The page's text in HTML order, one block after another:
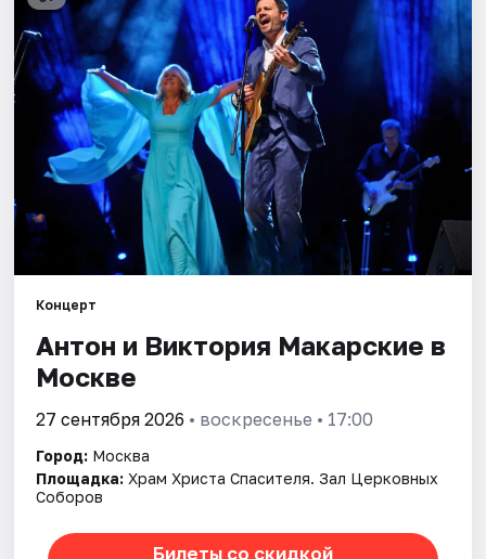
Выставки
Квесты
Экскурсии
Спорт
События
Площадки
Артисты
Концерт
Антон и Виктория Макарские в
Москве
27 сентября 2026 • воскресенье • 17:00
Город: Москва
Площадка: Храм Христа Спасителя. Зал Церковных
Соборов
Билеты со скидкой